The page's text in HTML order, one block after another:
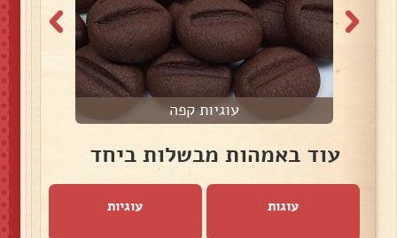
עוגיות קפה
עוד באמהות מבשלות ביחד
עוגות עוגיות